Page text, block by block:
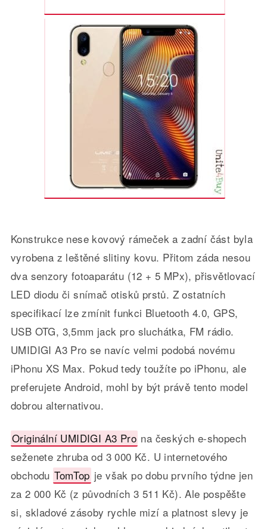
Konstrukce nese kovový rámeček a zadní část byla
vyrobena z leštěné slitiny kovu. Přitom záda nesou
dva senzory fotoaparátu (12 + 5 MPx), přisvětlovací
LED diodu či snímač otisků prstů. Z ostatních
specifikací lze zmínit funkci Bluetooth 4.0, GPS,
USB OTG, 3,5mm jack pro sluchátka, FM rádio.
UMIDIGI A3 Pro se navíc velmi podobá novému
iPhonu XS Max. Pokud tedy toužíte po iPhonu, ale
preferujete Android, mohl by být právě tento model
dobrou alternativou.
Originální UMIDIGI A3 Pro na českých e-shopech
seženete zhruba od 3 000 Kč. U internetového
obchodu TomTop je však po dobu prvního týdne jen
za 2 000 Kč (z původních 3 511 Kč). Ale pospěšte
si, skladové zásoby rychle mizí a platnost slevy je